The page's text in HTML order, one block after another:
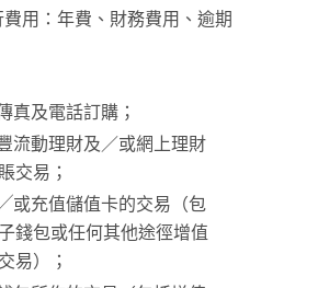
費用：年費、財務費用、逾期
真及電話訂購；
流動理財及／或網上理財
交易；
或充值儲值卡的交易（包
錢包或任何其他途徑增值
易）；